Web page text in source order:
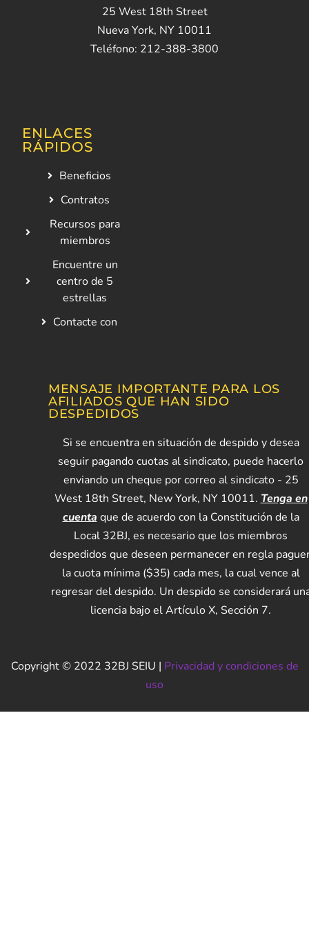
25 West 18th Street
Nueva York, NY 10011
Teléfono: 212-388-3800
ENLACES
RÁPIDOS
Beneficios
Contratos
Recursos para
miembros
Encuentre un
centro de 5
estrellas
Contacte con
MENSAJE IMPORTANTE PARA LOS
AFILIADOS QUE HAN SIDO
DESPEDIDOS
Si se encuentra en situación de despido y desea
seguir pagando cuotas al sindicato, puede hacerlo
enviando un cheque por correo al sindicato - 25
West 18th Street, New York, NY 10011. Tenga en
cuenta que de acuerdo con la Constitución de la
Local 32BJ, es necesario que los miembros
despedidos que deseen permanecer en regla
la cuota mínima ($35) cada mes, la cual vence al
regresar del despido. Un despido se considerará
licencia bajo el Artículo X, Sección 7.
Copyright © 2022 32BJ SEIU | Privacidad y condiciones de
uso